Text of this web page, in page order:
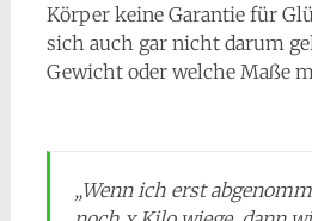
Körper keine Garantie für
sich auch gar nicht darum
Gewicht oder welche Maße
„Wenn ich erst